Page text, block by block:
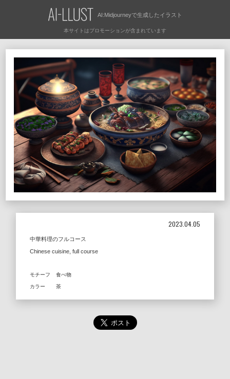
AI:Midjourneyで生成したイラスト
中華料理のフルコース
Chinese cuisine, full course
2023.04.05
モチーフ 食べ物
カラー 茶